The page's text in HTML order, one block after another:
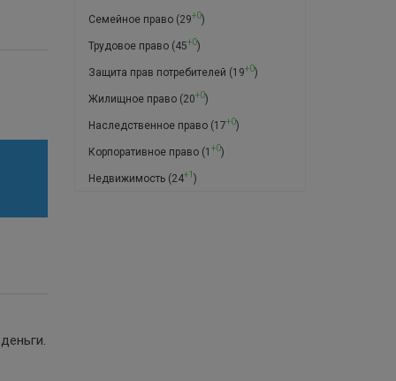
Семейное право(29+0)
Трудовое право(45+0)
Защита прав потребителей (19+0)
Жилищное право(20+0)
Наследственное право(17+0)
Корпоративное право(1 +0)
Недвижимость(24+1 )